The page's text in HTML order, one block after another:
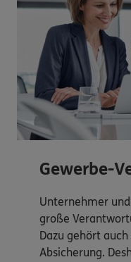
Gewerbe-
Unternehmer
große
Dazu gehört
Absicherung.